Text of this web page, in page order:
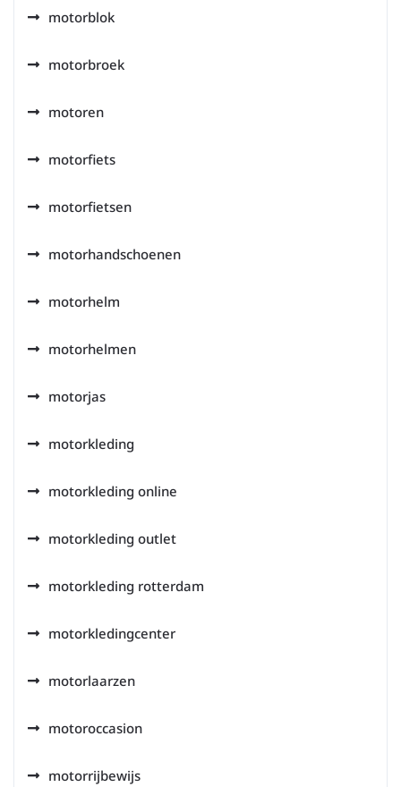
motorblok
motorbroek
motoren
motorfiets
motorfietsen
motorhandschoenen
motorhelm
motorhelmen
motorjas
motorkleding
motorkleding online
motorkleding outlet
motorkleding rotterdam
motorkledingcenter
motorlaarzen
motoroccasion
motorrijbewijs